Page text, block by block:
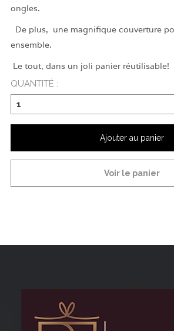
ongles.
De plus, une magnifique couverture
ensemble.
Le tout, dans un joli panier réutilisable!
QUANTITÉ :
Ajouter au panier
Voir le panier